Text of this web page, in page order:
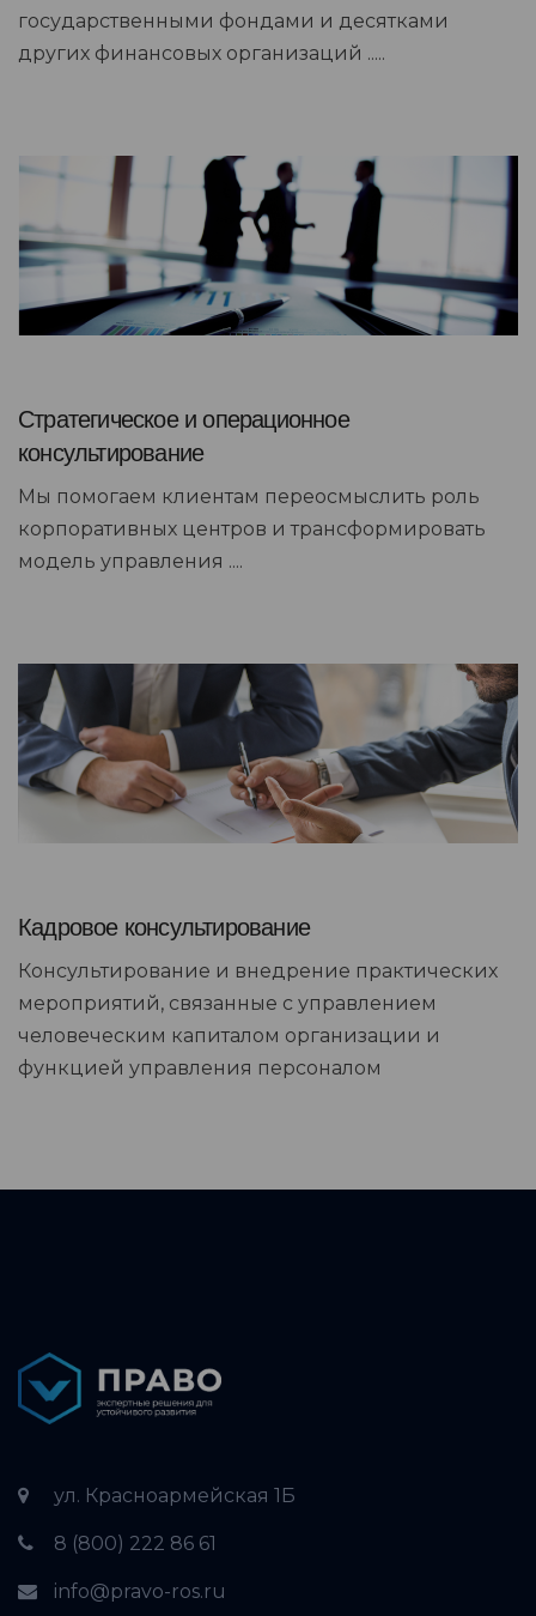
государственными фондами и десятками
других финансовых организаций .....
Стратегическое и операционное
консультирование
Мы помогаем клиентам переосмыслить роль
корпоративных центров и трансформировать
модель управления ....
Кадровое консультирование
Консультирование и внедрение практических
мероприятий, связанные с управлением
человеческим капиталом организации и
функцией управления персоналом
ул. Красноармейская 1Б
8 (800) 222 86 61
info@pravo-ros.ru